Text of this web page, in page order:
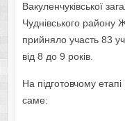
Вакуленчуківської
Чуднівського району
прийняло участь 83
від 8 до 9 років.
На підготовчому
саме: